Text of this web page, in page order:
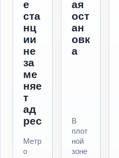
е
ста
нц
ии
не
за
ме
няе
т
ад
рес
Метр
о
ая
ост
ан
овк
а
В
плот
ной
зоне